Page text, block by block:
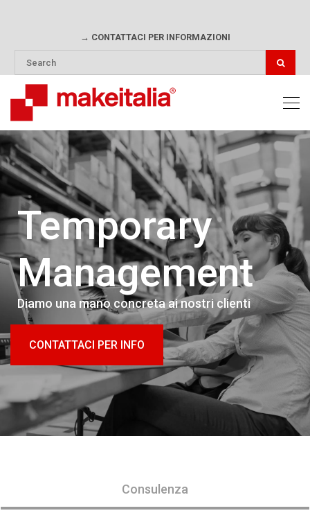
→ CONTATTACI PER INFORMAZIONI
Temporary
Management
Diamo una mano concreta ai nostri clienti
CONTATTACI PER INFO
Consulenza